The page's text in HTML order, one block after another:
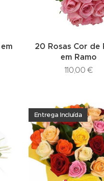
20 Rosas Cor de
em Ramo
110,00 €
Entrega Incluída